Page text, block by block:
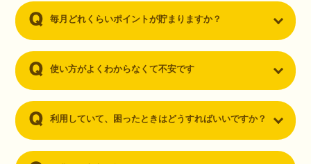
毎月どれくらいポイントが貯まりますか？
使い方がよくわからなくて不安です
利用していて、困ったときはどうすればいいですか？